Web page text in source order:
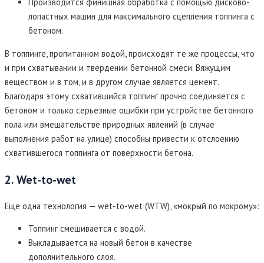
лопастных машин для максимального сцепления топпинга с
бетоном.
В топпинге, пропитанном водой, происходят те же процессы, что
и при схватывании и твердении бетонной смеси. Вяжущим
веществом и в том, и в другом случае является цемент.
Благодаря этому схватившийся топпинг прочно соединяется с
бетоном и только серьезные ошибки при устройстве бетонного
пола или вмешательстве природных явлений (в случае
выполнения работ на улице) способны привести к отслоению
схватившегося топпинга от поверхности бетона.
2. Wet-to-wet
Еще одна технология — wet-to-wet (WTW), «мокрый по мокрому»:
Топпинг смешивается с водой.
Выкладывается на новый бетон в качестве
дополнительного слоя.